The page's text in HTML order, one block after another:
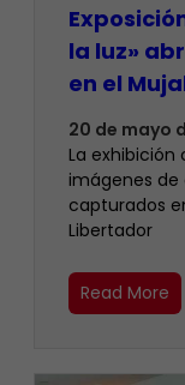
la luz»
en el
20 de mayo
La exhibición
imágenes
capturados
Libertador
Read More